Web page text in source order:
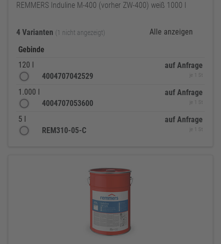
REMMERS Induline M-400 (vorher ZW-400) weiß 1000 l
4 Varianten (1 nicht angezeigt)
Alle anzeigen
Gebinde
120 l
4004707042529
auf Anfrage
je 1 St
1.000 l
4004707053600
auf Anfrage
je 1 St
5 l
REM310-05-C
auf Anfrage
je 1 St